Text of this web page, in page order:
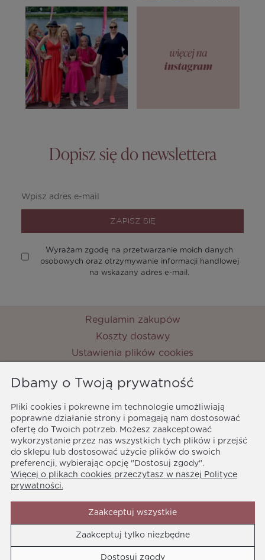
Dopisz się do newslettera
ZAPISZ SIĘ
Wyrażam zgodę na przetwarzanie moich danych
osobowych oraz otrzymywanie informacji handlowej
na wskazany adres e-mail.
Regulamin zakupów
Koszty dostawy
Ustawienia plików cookies
Metody płatności
Ochrona danych osobowych
Polityka prywatności
MyPrincess
ul. Nocznickiego 33
01-918 Warszawa
Media społecznościowe
Dbamy o Twoją prywatność
Pliki cookies i pokrewne im technologie umożliwiają
poprawne działanie strony i pomagają nam dostosować
ofertę do Twoich potrzeb. Możesz zaakceptować
wykorzystanie przez nas wszystkich tych plików i przejść
do sklepu lub dostosować użycie plików do swoich
preferencji, wybierając opcję "Dostosuj zgody".
Więcej o plikach cookies przeczytasz w naszej Polityce
prywatności.
Zaakceptuj tylko niezbędne
Dostosuj zgody
Zaakceptuj wszystkie